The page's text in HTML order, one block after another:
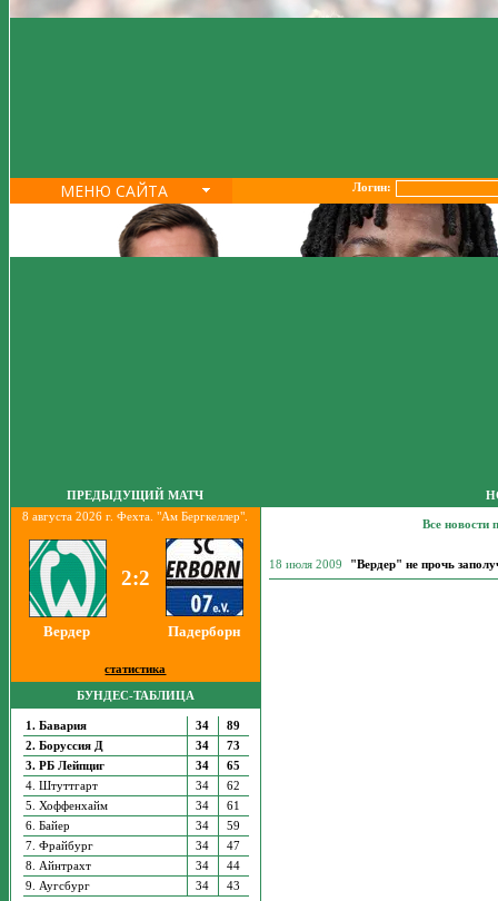
МЕНЮ САЙТА Логин:
ПРЕДЫДУЩИЙ МАТЧ
8 августа 2026 г. Фехта. "Ам Бергкеллер".
2:2
Вердер Падерборн
статистика
БУНДЕС-ТАБЛИЦА
1. Бавария 34
89
2. Боруссия Д
34
73
3. РБ Лейпциг
34
65
4. Штуттгарт
34
62
5. Хоффенхайм
34
61
6. Байер
34
59
7. Фрайбург
34
47
8. Айнтрахт
34
44
9. Аугсбург
34 43
Все
18 июля 2009 "Вердер" не прочь